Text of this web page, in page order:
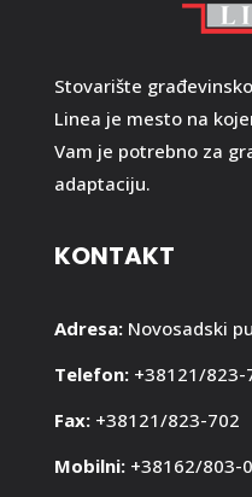
Stovarište
Linea je mesto na
Vam je potrebno za
adaptaciju.
KONTAKT
Adresa: Novosadski
Telefon: +38121/823-
Fax: +38121/823-702
Mobilni: +38162/803-